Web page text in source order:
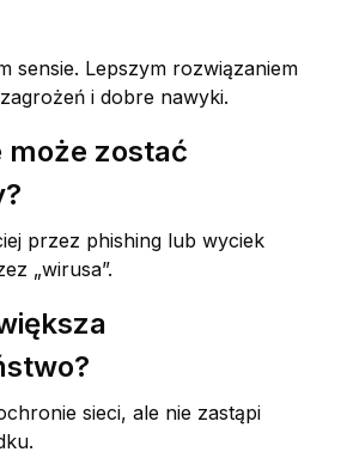
sensie. Lepszym rozwiązaniem
i dobre nawyki.
może zostać
przez phishing lub wyciek
„wirusa”.
sieci, ale nie zastąpi